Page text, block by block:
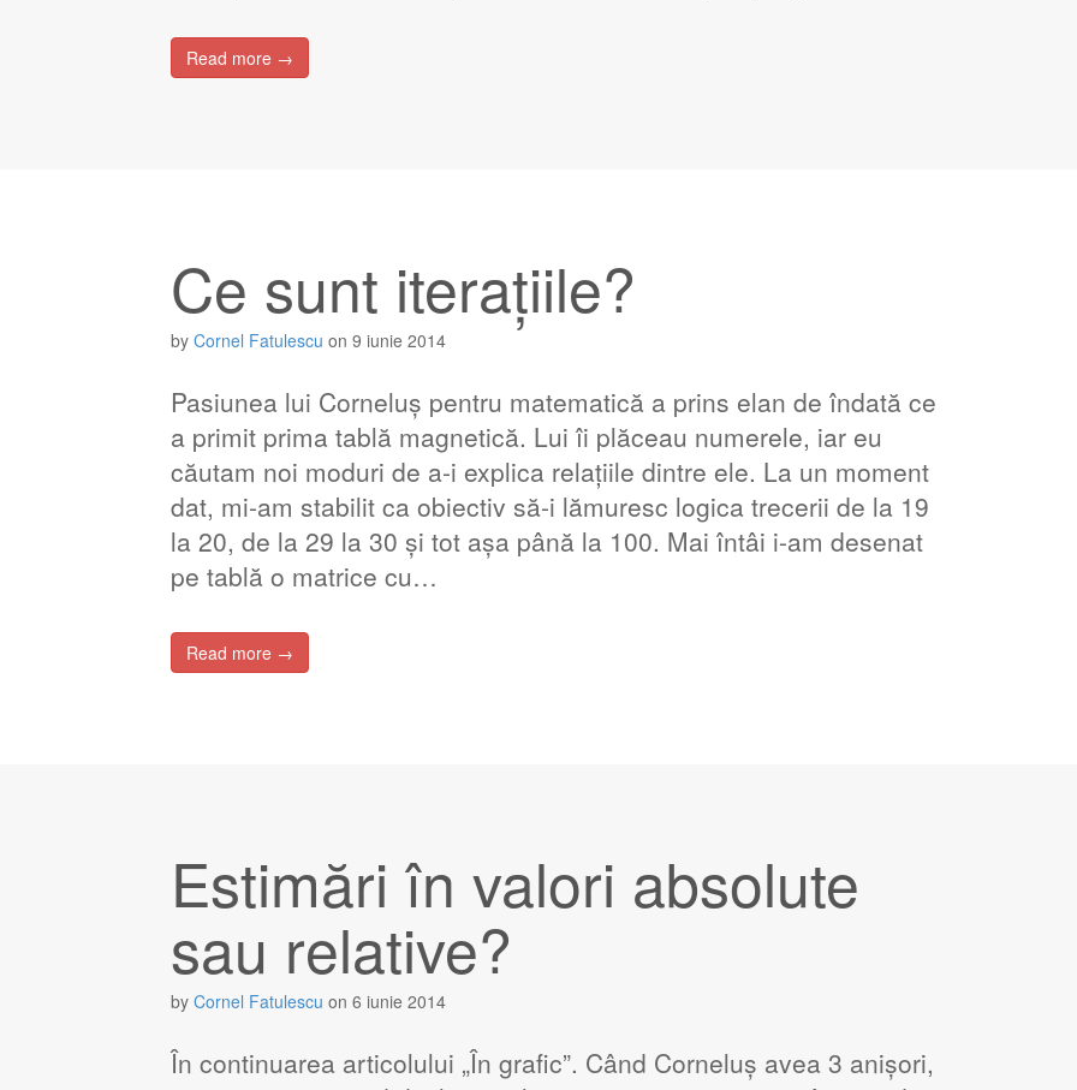
Read more →
Ce sunt iterațiile?
by Cornel Fatulescu on 9 iunie 2014
Pasiunea lui Corneluș pentru matematică a prins elan de îndată ce
a primit prima tablă magnetică. Lui îi plăceau numerele, iar eu
căutam noi moduri de a-i explica relațiile dintre ele. La un moment
dat, mi-am stabilit ca obiectiv să-i lămuresc logica trecerii de la 19
la 20, de la 29 la 30 și tot așa până la 100. Mai întâi i-am desenat
pe tablă o matrice cu…
Read more →
Estimări în valori absolute
sau relative?
by Cornel Fatulescu on 6 iunie 2014
În continuarea articolului „În grafic”. Când Corneluș avea 3 anișori,